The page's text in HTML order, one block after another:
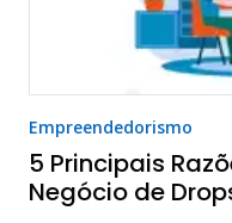
Empreendedorismo
5 Principais
Negócio de